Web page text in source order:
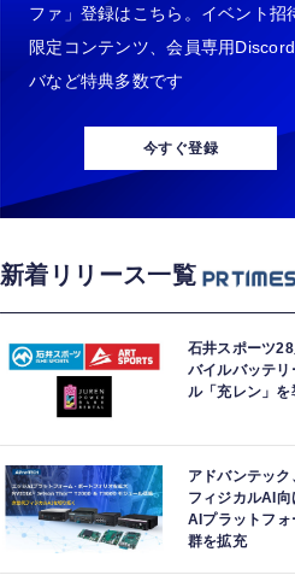
ファ」登録はこちら。イベント招
限定コンテンツ、会員専用
バなど特典多数です
今すぐ登録
新着リリース一覧
石井スポーツ
バイルバッテリ
ル「充レン」を
アドバンテック
フィジカルAI向
AIプラットフォ
群を拡充